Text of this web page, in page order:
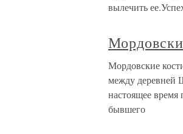
вылечить
Мордовские
между деревней
настоящее время
бывшего